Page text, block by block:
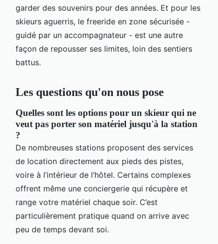
garder des souvenirs pour des années. Et pour les
skieurs aguerris, le freeride en zone sécurisée -
guidé par un accompagnateur - est une autre
façon de repousser ses limites, loin des sentiers
battus.
Les questions qu'on nous pose
Quelles sont les options pour un skieur qui ne
veut pas porter son matériel jusqu'à la station
?
De nombreuses stations proposent des services
de location directement aux pieds des pistes,
voire à l’intérieur de l’hôtel. Certains complexes
offrent même une conciergerie qui récupère et
range votre matériel chaque soir. C’est
particulièrement pratique quand on arrive avec
peu de temps devant soi.